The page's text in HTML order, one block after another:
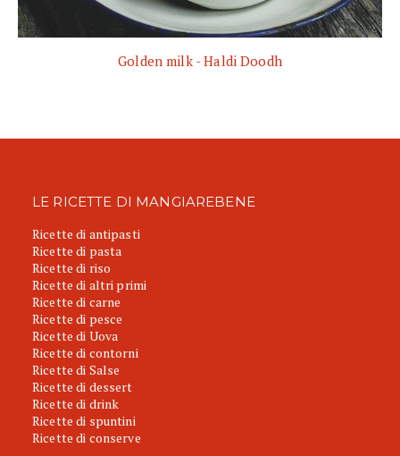
Golden milk - Haldi Doodh
LE RICETTE DI MANGIAREBENE
Ricette di antipasti
Ricette di pasta
Ricette di riso
Ricette di altri primi
Ricette di carne
Ricette di pesce
Ricette di Uova
Ricette di contorni
Ricette di Salse
Ricette di dessert
Ricette di drink
Ricette di spuntini
Ricette di conserve